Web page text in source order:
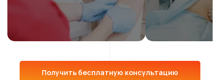
Получить бесплатную консультацию